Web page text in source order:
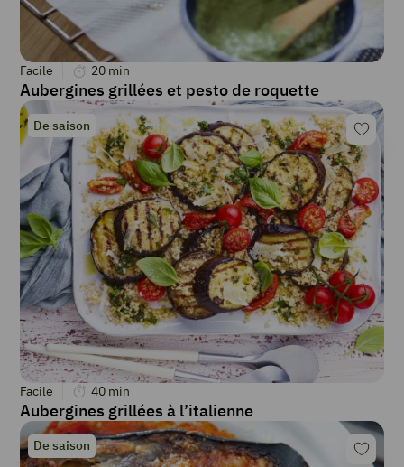
Facile 20 min
Aubergines grillées et pesto de roquette
De saison
Facile 40 min
Aubergines grillées à l’italienne
De saison